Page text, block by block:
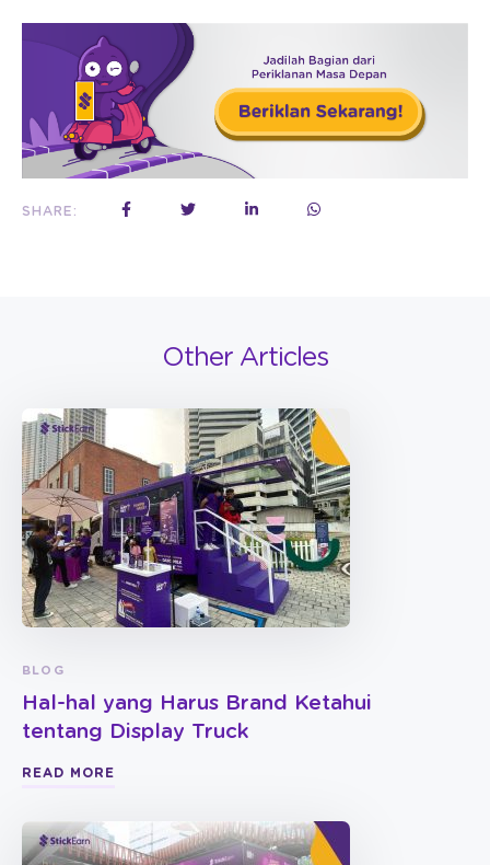
SHARE:
Other Articles
BLOG
Hal-hal yang Harus Brand Ketahui
tentang Display Truck
READ MORE